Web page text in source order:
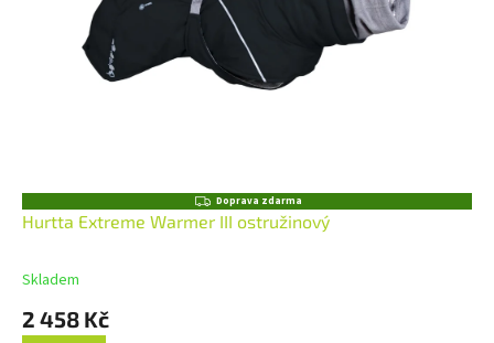
Z
A
Doprava zdarma
Hurtta Extreme Warmer III ostružinový
Skladem
2 458 Kč